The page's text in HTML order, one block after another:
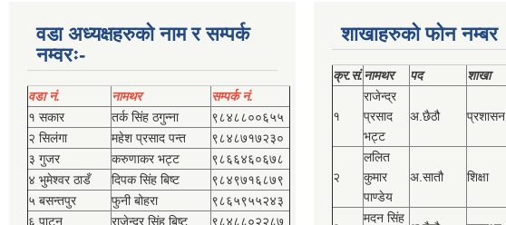
वडा अध्यक्षहरुको नाम र सम्पर्क
नम्वरः-
वडा नं. नामथर
सम्पर्क नं.
१ सकार
तर्क सिंह ठगुन्‍ना
९८४८८००६५५
२ सिलंगा
महेश प्रसाद पन्त
९८४८७१७२३०
३ गुजर
करुणाकर भट्ट
९८६६४६०६७८
४ भुमेश्‍वर ठाडँ
दिपक सिंह बिष्‍ट
९८४९७१६८७९
५ बसन्तपुर
फुनी बोहरा
९८६५९५५२४३
६ पाटन
राजेन्द्र सिंह बिष्‍ट ९८४८८०२२८७
शाखाहरुको फोन नम्बर
क्र.सं.नामथर पद शाखा
१
राजेन्द्र
प्रसाद
भट्ट
अ.छैठौ प्रशासन
२
ललित
कुमार
पाण्डेय
अ.सातौ शिक्षा
मदन सिंह